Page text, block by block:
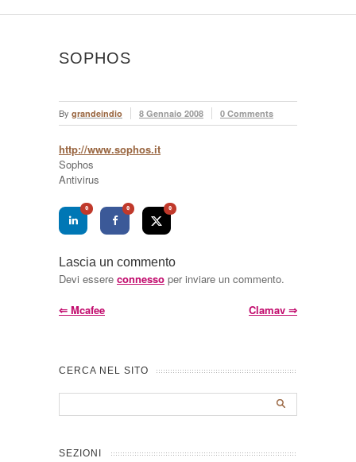
SOPHOS
By grandeindio 8 Gennaio 2008 0 Comments
http://www.sophos.it
Sophos
Antivirus
0 0 0
Lascia un commento
Devi essere connesso per inviare un commento.
⇐ Mcafee Clamav ⇒
CERCA NEL SITO
SEZIONI